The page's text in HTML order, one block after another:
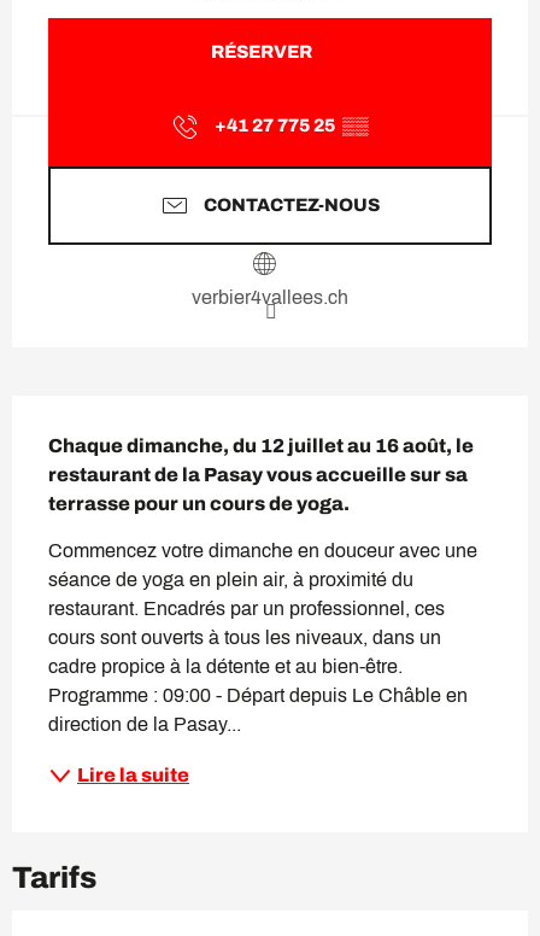
RÉSERVER
+41 27 775 25 ▒▒
CONTACTEZ-NOUS
verbier4vallees.ch
Chaque dimanche, du 12 juillet au 16 août, le
restaurant de la Pasay vous accueille sur sa
terrasse pour un cours de yoga.
Commencez votre dimanche en douceur avec une
séance de yoga en plein air, à proximité du
restaurant. Encadrés par un professionnel, ces
cours sont ouverts à tous les niveaux, dans un
cadre propice à la détente et au bien-être.
Programme : 09:00 - Départ depuis Le Châble en
direction de la Pasay...
Lire la suite
Tarifs